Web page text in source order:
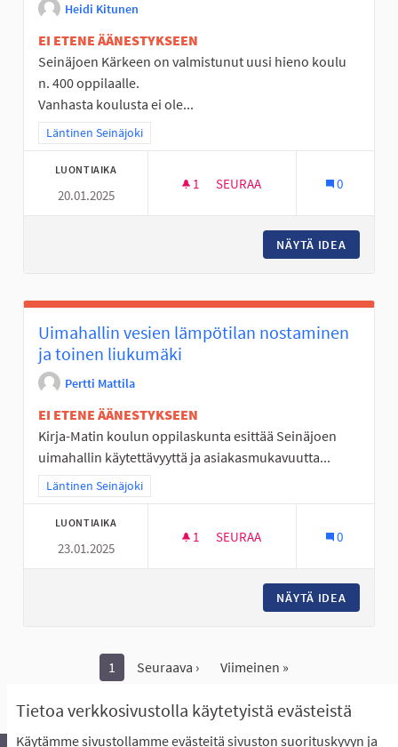
Tietoa verkkosivustolla käytetyistä evästeistä
Käytämme sivustollamme evästeitä sivuston suorituskyvyn ja
Heidi Kitunen
EI ETENE ÄÄNESTYKSEEN
Seinäjoen Kärkeen on valmistunut uusi hieno koulu
n. 400 oppilaalle.
Vanhasta koulusta ei ole...
Rajaa tulokset teeman mukaan: Läntinen Seinäjoki
Läntinen Seinäjoki
LUONTIAIKA
20.01.2025
1 1 SEURAAJA
SEURAA 0
NÄYTÄ IDEA
Uimahallin vesien lämpötilan nostaminen
ja toinen liukumäki
Pertti Mattila
EI ETENE ÄÄNESTYKSEEN
Kirja-Matin koulun oppilaskunta esittää Seinäjoen
uimahallin käytettävyyttä ja asiakasmukavuutta...
Rajaa tulokset teeman mukaan: Läntinen Seinäjoki
Läntinen Seinäjoki
LUONTIAIKA
23.01.2025
1 1 SEURAAJA
SEURAA 0
NÄYTÄ IDEA
1 Seuraava › Viimeinen »
Näytä kaikki peruutetut ideat